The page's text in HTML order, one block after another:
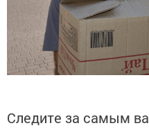
Следите за самым